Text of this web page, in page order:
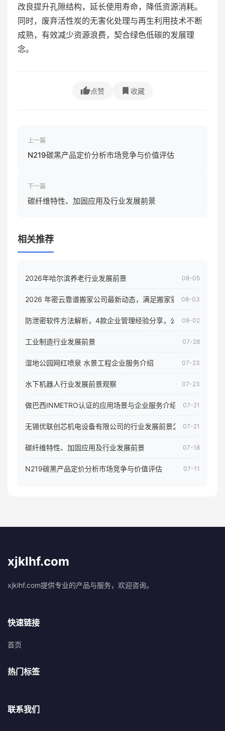
改良提升孔隙结构，延长使用寿命，降低资源消耗。
同时，废弃活性炭的无害化处理与再生利用技术不断
成熟，有效减少资源浪费，契合绿色低碳的发展理
念。
点赞 收藏
上一篇
N219碳黑产品定价分析市场竞争与价值评估
下一篇
碳纤维特性、加固应用及行业发展前景
相关推荐
2026年哈尔滨养老行业发展前景 08-05
2026 年密云靠谱搬家公司最新动态，满足搬家需求！08-03
防泄密软件方法解析，4款企业管理经验分享，公司员工电脑核
08-02
工业制造行业发展前景 07-28
湿地公园网红喷泉 水景工程企业服务介绍 07-23
水下机器人行业发展前景观察 07-23
做巴西INMETRO认证的应用场景与企业服务介绍 07-21
无锡优联创芯机电设备有限公司的行业发展前景怎样07-21
碳纤维特性、加固应用及行业发展前景 07-18
N219碳黑产品定价分析市场竞争与价值评估 07-11
xjklhf.com
xjklhf.com提供专业的产品与服务，欢迎咨询。
快速链接
首页
热门标签
联系我们